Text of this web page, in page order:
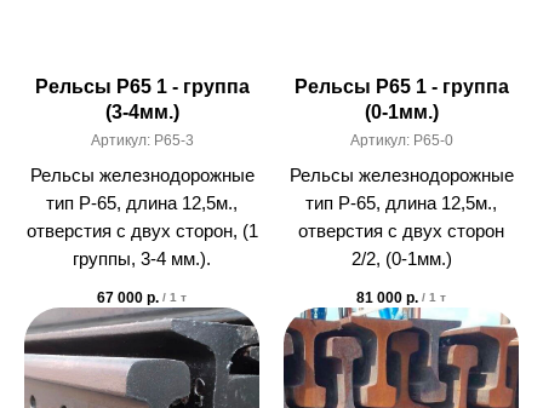
Рельсы Р65 1 - группа
(3-4мм.)
Артикул: Р65-3
Рельсы железнодорожные
тип Р-65, длина 12,5м.,
отверстия с двух сторон, (1
группы, 3-4 мм.).
67 000 р. / 1 т
Рельсы Р65 1 - группа
(0-1мм.)
Артикул: Р65-0
Рельсы железнодорожные
тип Р-65, длина 12,5м.,
отверстия с двух сторон
2/2, (0-1мм.)
81 000 р. / 1 т